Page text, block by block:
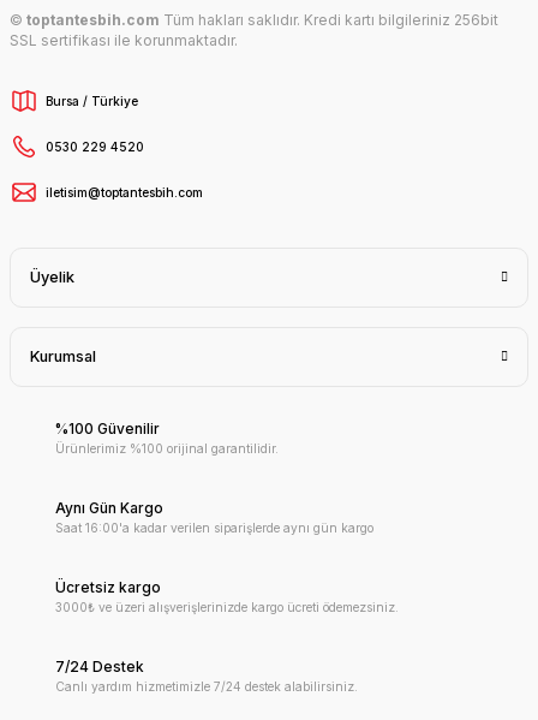
© toptantesbih.com Tüm hakları saklıdır. Kredi kartı bilgileriniz 256bit
SSL sertifikası ile korunmaktadır.
Bursa / Türkiye
0530 229 4520
iletisim@toptantesbih.com
Üyelik
Kurumsal
%100 Güvenilir
Ürünlerimiz %100 orijinal garantilidir.
Aynı Gün Kargo
Saat 16:00'a kadar verilen siparişlerde aynı gün kargo
Ücretsiz kargo
3000₺ ve üzeri alışverişlerinizde kargo ücreti ödemezsiniz.
7/24 Destek
Canlı yardım hizmetimizle 7/24 destek alabilirsiniz.